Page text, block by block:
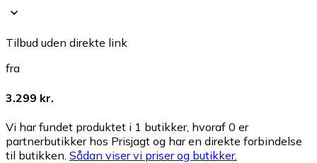
Tilbud uden direkte link
fra
3.299 kr.
Vi har fundet produktet i 1 butikker, hvoraf 0 er
partnerbutikker hos Prisjagt og har en direkte forbindelse
til butikken. Sådan viser vi priser og butikker.